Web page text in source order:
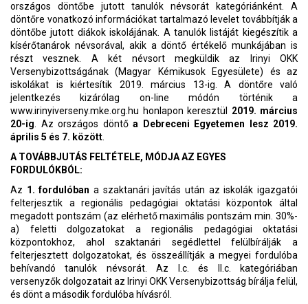
országos döntőbe jutott tanulók névsorát kategóriánként. A
döntőre vonatkozó információkat tartalmazó levelet továbbítják a
döntőbe jutott diákok iskolájának. A tanulók listáját kiegészítik a
kísérőtanárok névsorával, akik a döntő értékelő munkájában is
részt vesznek. A két névsort megküldik az Irinyi OKK
Versenybizottságának (Magyar Kémikusok Egyesülete) és az
iskolákat is kiértesítik 2019. március 13-ig. A döntőre való
jelentkezés kizárólag on-line módón történik a
www.irinyiverseny.mke.org.hu honlapon keresztül 2019. március
20-ig . Az országos döntő a Debreceni Egyetemen lesz 2019.
április 5 és 7. között
A TOVÁBBJUTÁS FELTÉTELE, MÓDJA AZ EGYES
FORDULÓKBÓL:
Az 1. fordulóban a szaktanári javítás után az iskolák igazgatói
felterjesztik a regionális pedagógiai oktatási központok által
megadott pontszám (az elérhető maximális pontszám min. 30%-
a) feletti dolgozatokat a regionális pedagógiai oktatási
központokhoz, ahol szaktanári segédlettel felülbírálják a
felterjesztett dolgozatokat, és összeállítják a megyei fordulóba
behívandó tanulók névsorát. Az I.c. és II.c. kategóriában
versenyzők dolgozatait az Irinyi OKK Versenybizottság bírálja felül,
és dönt a második fordulóba hívásról.